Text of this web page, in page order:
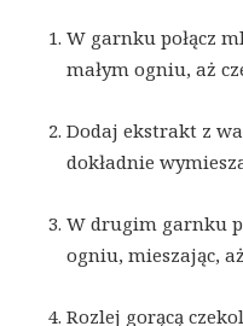
W garnku połącz
małym ogniu, aż
Dodaj ekstrakt z
dokładnie
W drugim garnku
ogniu, mieszając,
Rozlej gorącą